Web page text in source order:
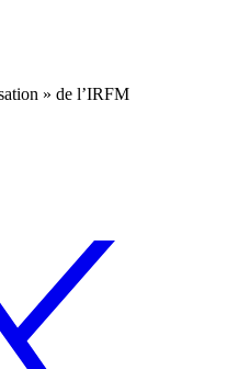
» de l’IRFM